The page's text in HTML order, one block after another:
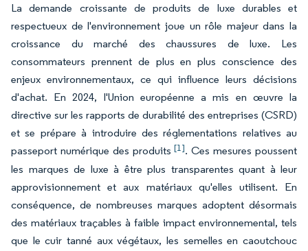
La demande croissante de produits de luxe durables et
respectueux de l'environnement joue un rôle majeur dans la
croissance du marché des chaussures de luxe. Les
consommateurs prennent de plus en plus conscience des
enjeux environnementaux, ce qui influence leurs décisions
d'achat. En 2024, l'Union européenne a mis en œuvre la
directive sur les rapports de durabilité des entreprises (CSRD)
et se prépare à introduire des réglementations relatives au
passeport numérique des produits[1]. Ces mesures poussent
les marques de luxe à être plus transparentes quant à leur
approvisionnement et aux matériaux qu'elles utilisent. En
conséquence, de nombreuses marques adoptent désormais
des matériaux traçables à faible impact environnemental, tels
que le cuir tanné aux végétaux, les semelles en caoutchouc